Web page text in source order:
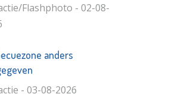
Flashphoto - 02-08-
anders
- 03-08-2026